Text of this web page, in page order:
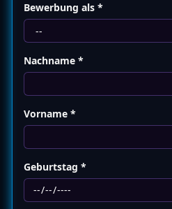
Bewerbung als *
Nachname *
Vorname *
Geburtstag *